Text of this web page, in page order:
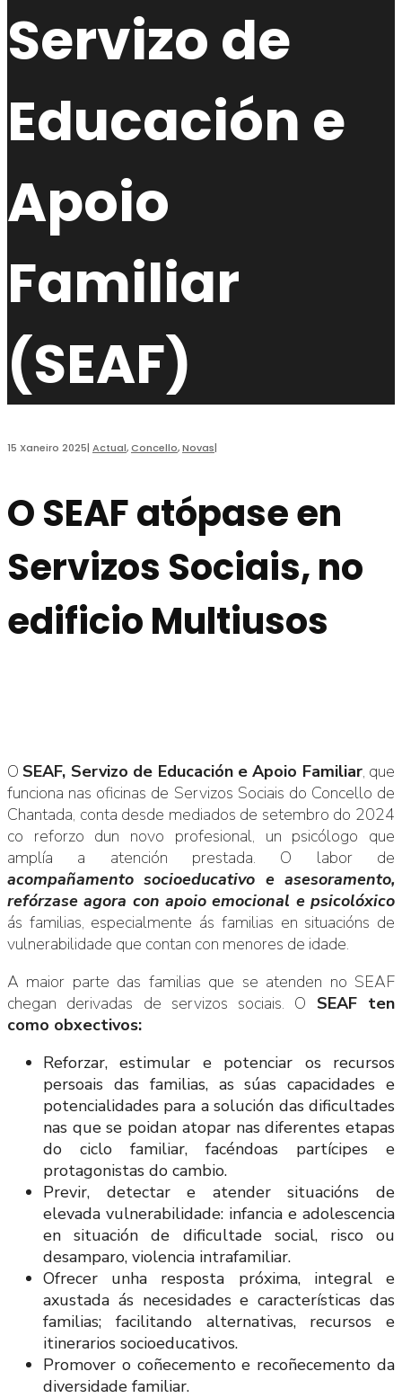
Servizo de
Educación e
Apoio
Familiar
(SEAF)
15 Xaneiro 2025| Actual,Concello,Novas|
O SEAF atópase en
Servizos Sociais, no
edificio Multiusos
O SEAF, Servizo de Educación e Apoio Familiar, que
funciona nas oficinas de Servizos Sociais do Concello de
Chantada, conta desde mediados de setembro do 2024
co reforzo dun novo profesional, un psicólogo que
amplía a atención prestada. O labor de
acompañamento socioeducativo e asesoramento,
refórzase agora con apoio emocional e psicolóxico
ás familias, especialmente ás familias en situacións de
vulnerabilidade que contan con menores de idade.
A maior parte das familias que se atenden no SEAF
chegan derivadas de servizos sociais. O SEAF ten
como obxectivos:
Reforzar, estimular e potenciar os recursos
persoais das familias, as súas capacidades e
potencialidades para a solución das dificultades
nas que se poidan atopar nas diferentes etapas
do ciclo familiar, facéndoas partícipes e
protagonistas do cambio.
Previr, detectar e atender situacións de
elevada vulnerabilidade: infancia e adolescencia
en situación de dificultade social, risco ou
desamparo, violencia intrafamiliar.
Ofrecer unha resposta próxima, integral e
axustada ás necesidades e características das
familias; facilitando alternativas, recursos e
itinerarios socioeducativos.
Promover o coñecemento e recoñecemento da
diversidade familiar.